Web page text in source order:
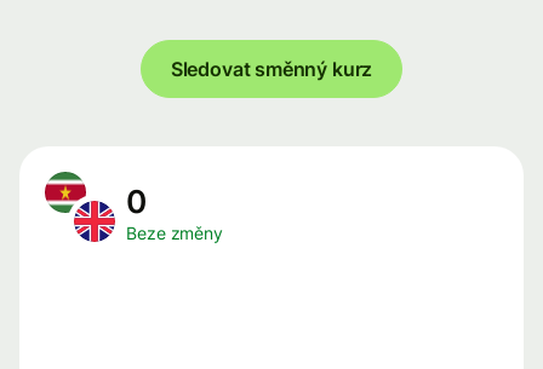
Sledovat směnný kurz
0
Beze změny